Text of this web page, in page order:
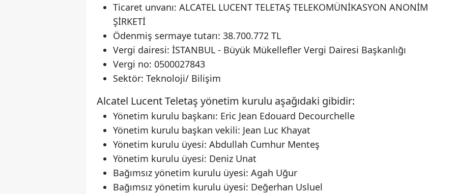
Ticaret unvanı: ALCATEL LUCENT TELETAŞ TELEKOMÜNİKASYON ANONİM
ŞİRKETİ
Ödenmiş sermaye tutarı: 38.700.772 TL
Vergi dairesi: İSTANBUL - Büyük Mükellefler Vergi Dairesi Başkanlığı
Vergi no: 0500027843
Sektör: Teknoloji/ Bilişim
Alcatel Lucent Teletaş yönetim kurulu aşağıdaki gibidir:
Yönetim kurulu başkanı: Eric Jean Edouard Decourchelle
Yönetim kurulu başkan vekili: Jean Luc Khayat
Yönetim kurulu üyesi: Abdullah Cumhur Menteş
Yönetim kurulu üyesi: Deniz Unat
Bağımsız yönetim kurulu üyesi: Agah Uğur
Bağımsız yönetim kurulu üyesi: Değerhan Usluel